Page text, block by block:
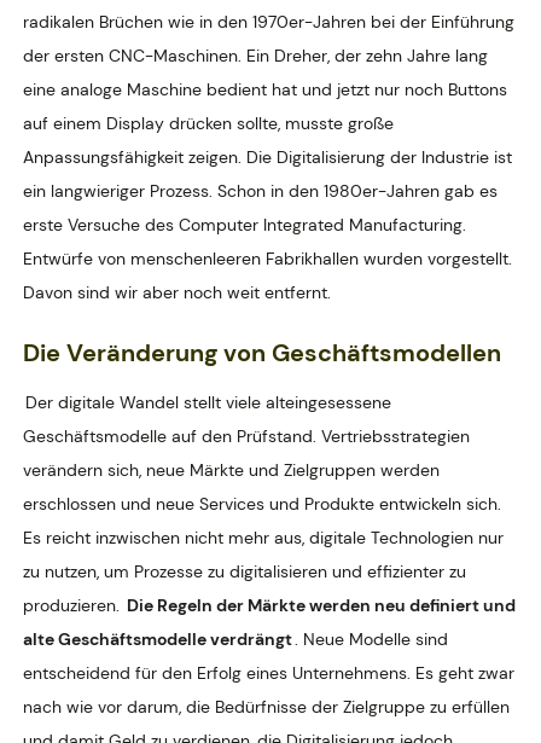
radikalen Brüchen wie in den 1970er-Jahren bei der Einführung
der ersten CNC-Maschinen. Ein Dreher, der zehn Jahre lang
eine analoge Maschine bedient hat und jetzt nur noch Buttons
auf einem Display drücken sollte, musste große
Anpassungsfähigkeit zeigen. Die Digitalisierung der Industrie ist
ein langwieriger Prozess. Schon in den 1980er-Jahren gab es
erste Versuche des Computer Integrated Manufacturing.
Entwürfe von menschenleeren Fabrikhallen wurden vorgestellt.
Davon sind wir aber noch weit entfernt.
Die Veränderung von Geschäftsmodellen
Der digitale Wandel stellt viele alteingesessene
Geschäftsmodelle auf den Prüfstand. Vertriebsstrategien
verändern sich, neue Märkte und Zielgruppen werden
erschlossen und neue Services und Produkte entwickeln sich.
Es reicht inzwischen nicht mehr aus, digitale Technologien nur
zu nutzen, um Prozesse zu digitalisieren und effizienter zu
produzieren. Die Regeln der Märkte werden neu definiert und
alte Geschäftsmodelle verdrängt . Neue Modelle sind
entscheidend für den Erfolg eines Unternehmens. Es geht zwar
nach wie vor darum, die Bedürfnisse der Zielgruppe zu erfüllen